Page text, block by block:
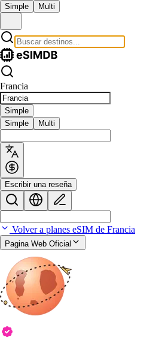
Simple Multi
Francia
Simple
Simple
Multi
Escribir una reseña
Volver a planes eSIM de Francia
Pagina Web Oficial